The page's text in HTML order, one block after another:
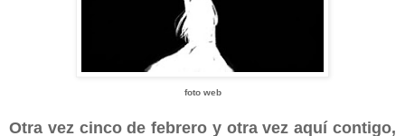
foto web
Otra vez cinco de febrero y otra vez aquí contigo,